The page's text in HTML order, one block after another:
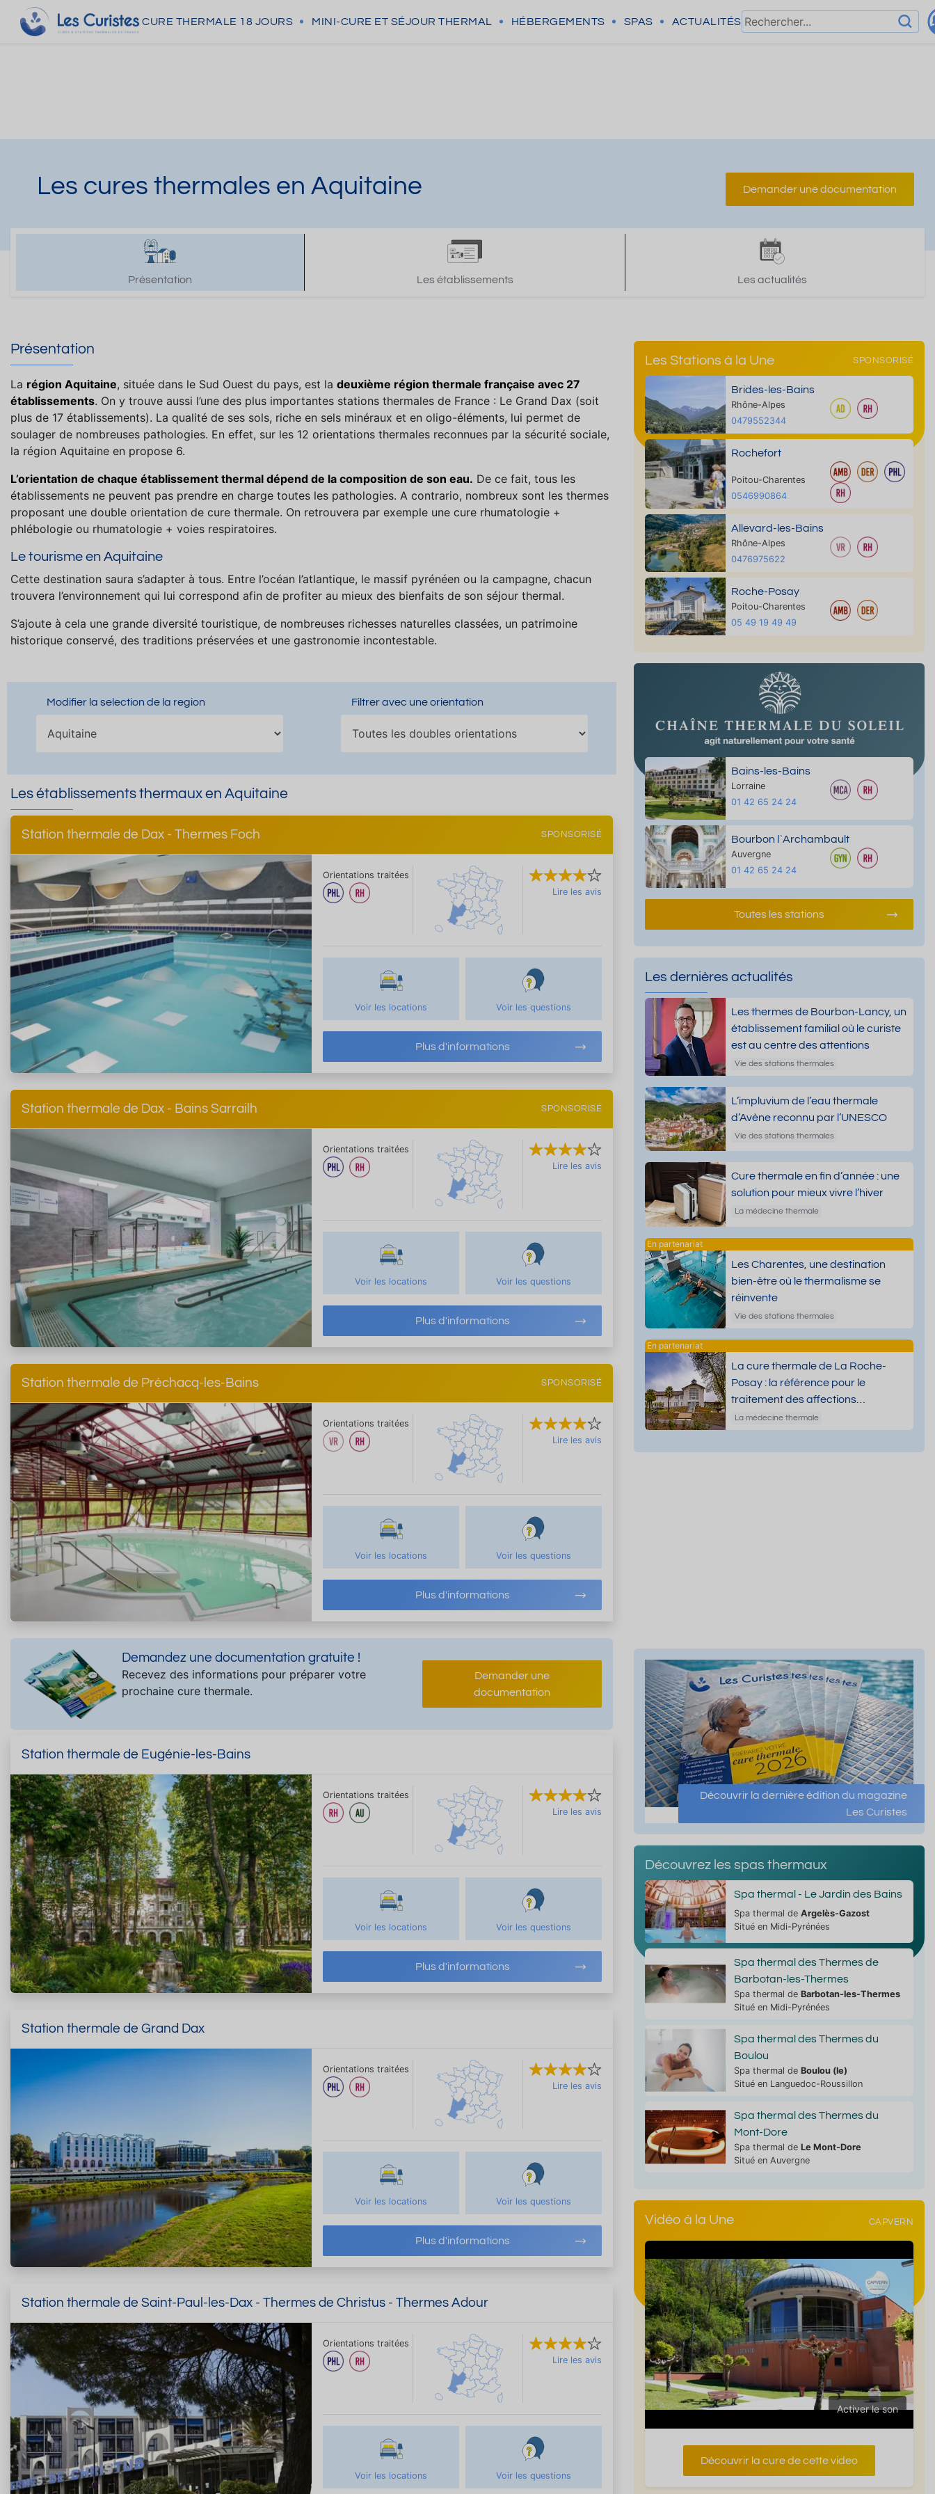
CURE THERMALE 18 JOURS MINI-CURE ET SÉJOUR THERMAL HÉBERGEMENTS SPAS ACTUALITÉS
Les cures thermales en Aquitaine Demander une documentation
Présentation Les établissements Les actualités
Présentation
La région Aquitaine, située dans le Sud Ouest du pays, est la deuxième région thermale française avec 27
établissements. On y trouve aussi l’une des plus importantes stations thermales de France : Le Grand Dax (soit
plus de 17 établissements). La qualité de ses sols, riche en sels minéraux et en oligo-éléments, lui permet de
soulager de nombreuses pathologies. En effet, sur les 12 orientations thermales reconnues par la sécurité sociale,
la région Aquitaine en propose 6.
L’orientation de chaque établissement thermal dépend de la composition de son eau. De ce fait, tous les
établissements ne peuvent pas prendre en charge toutes les pathologies. A contrario, nombreux sont les thermes
proposant une double orientation de cure thermale. On retrouvera par exemple une cure rhumatologie +
phlébologie ou rhumatologie + voies respiratoires.
Le tourisme en Aquitaine
Cette destination saura s’adapter à tous. Entre l’océan l’atlantique, le massif pyrénéen ou la campagne, chacun
trouvera l’environnement qui lui correspond afin de profiter au mieux des bienfaits de son séjour thermal.
S’ajoute à cela une grande diversité touristique, de nombreuses richesses naturelles classées, un patrimoine
historique conservé, des traditions préservées et une gastronomie incontestable.
Modifier la selection de la region Filtrer avec une orientation
Les établissements thermaux en Aquitaine
Station thermale de Dax - Thermes Foch SPONSORISÉ
Orientations traitées
Lire les avis
Voir les locations Voir les questions
Plus d'informations
Station thermale de Dax - Bains Sarrailh SPONSORISÉ
Orientations traitées
Lire les avis
Voir les locations Voir les questions
Plus d'informations
Station thermale de Préchacq-les-Bains SPONSORISÉ
Orientations traitées
Lire les avis
Voir les locations Voir les questions
Plus d'informations
Demandez une documentation gratuite !
Recevez des informations pour préparer votre
prochaine cure thermale.
Demander une
documentation
Station thermale de Eugénie-les-Bains
Orientations traitées
Lire les avis
Voir les locations Voir les questions
Plus d'informations
Station thermale de Grand Dax
Orientations traitées
Lire les avis
Voir les locations Voir les questions
Plus d'informations
Station thermale de Saint-Paul-les-Dax - Thermes de Christus - Thermes Adour
Orientations traitées
Lire les avis
Voir les locations Voir les questions
Les Stations à la Une SPONSORISÉ
Brides-les-Bains
Rhône-Alpes
0479552344
Rochefort
Poitou-Charentes
0546990864
Allevard-les-Bains
Rhône-Alpes
0476975622
Roche-Posay
Poitou-Charentes
05 49 19 49 49
Bains-les-Bains
Lorraine
01 42 65 24 24
Bourbon l`Archambault
Auvergne
01 42 65 24 24
Toutes les stations
Les dernières actualités
Les thermes de Bourbon-Lancy, un
établissement familial où le curiste
est au centre des attentions
Vie des stations thermales
L’impluvium de l’eau thermale
d’Avène reconnu par l’UNESCO
Vie des stations thermales
Cure thermale en fin d’année : une
solution pour mieux vivre l’hiver
La médecine thermale
Les Charentes, une destination
bien-être où le thermalisme se
réinvente
Vie des stations thermales
La cure thermale de La Roche-
Posay : la référence pour le
traitement des affections
dermatologiques
La médecine thermale
Découvrir la dernière édition du magazine
Les Curistes
Découvrez les spas thermaux
Spa thermal - Le Jardin des Bains
Spa thermal de Argelès-Gazost
Situé en Midi-Pyrénées
Spa thermal des Thermes de
Barbotan-les-Thermes
Spa thermal de Barbotan-les-Thermes
Situé en Midi-Pyrénées
Spa thermal des Thermes du
Boulou
Spa thermal de Boulou (le)
Situé en Languedoc-Roussillon
Spa thermal des Thermes du
Mont-Dore
Spa thermal de Le Mont-Dore
Situé en Auvergne
Vidéo à la Une CAPVERN
Activer le son
Découvrir la cure de cette video